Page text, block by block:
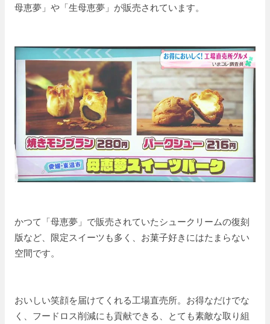
母恵夢」や「生母恵夢」が販売されています。
かつて「母恵夢」で販売されていたシュークリームの復刻
版など、限定スイーツも多く、お菓子好きにはたまらない
空間です。
おいしい笑顔を届けてくれる工場直売所。お得なだけでな
く、フードロス削減にも貢献できる、とても素敵な取り組